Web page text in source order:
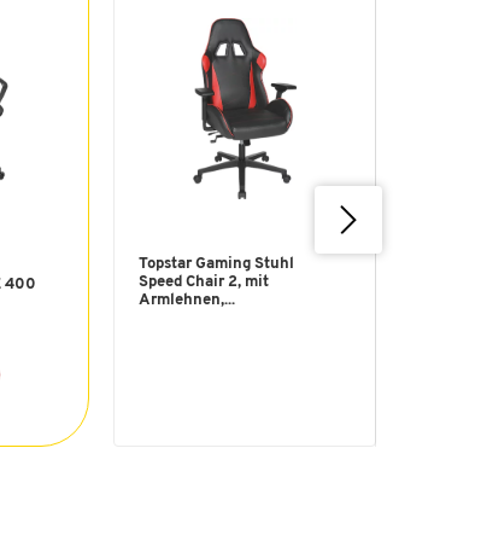
400
Topstar Gaming Stuhl
Speed Chair 2, mit
Armlehnen,...